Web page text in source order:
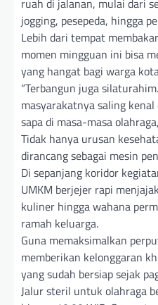
ruah di jalanan, mulai dari
jogging, pesepeda, hingga
Lebih dari tempat
momen mingguan ini bisa
yang hangat bagi warga
“Terbangun juga
masyarakatnya saling
sapa di masa-masa
Tidak hanya urusan
dirancang sebagai mesin
Di sepanjang koridor
UMKM berjejer rapi
kuliner hingga wahana
ramah keluarga.
Guna memaksimalkan
memberikan kelonggaran
yang sudah bersiap sejak
Jalur steril untuk olahraga